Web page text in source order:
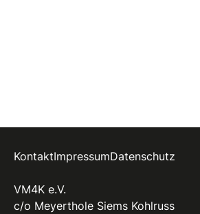
KontaktImpressumDatenschutz
VM4K e.V.
c/o Meyerthole Siems Kohlruss